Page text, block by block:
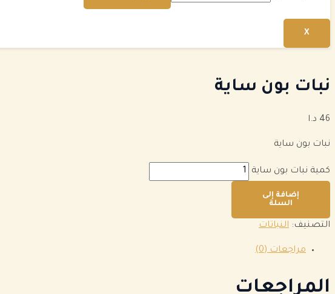
X
نبات بون ساية
46 د.ا
نبات بون ساية
كمية نبات بون ساية
إضافة إلى
السلة
التصنيف: النباتات
مراجعات (0)
المراجعات